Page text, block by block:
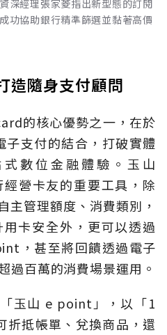
深經理張家菱指出新型態的訂閱
功協助銀行精準篩選並黏著高價
造隨身支付顧問
的核心優勢之一，在於
支付的結合，打破實體
數位金融體驗。玉山
營卡友的重要工具，除
主管理額度、消費類別，
卡安全外，更可以透過
，甚至將回饋透過電子
過百萬的消費場景運用。
玉山 e point」，以「1
折抵帳單、兌換商品，還